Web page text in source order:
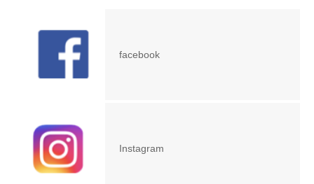
facebook
Instagram